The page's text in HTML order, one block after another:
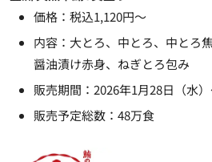
価格：税込1,120円～
内容：大とろ、中とろ、中とろ
醤油漬け赤身、ねぎとろ包み
販売期間：2026年1月28日（水）
販売予定総数：48万食